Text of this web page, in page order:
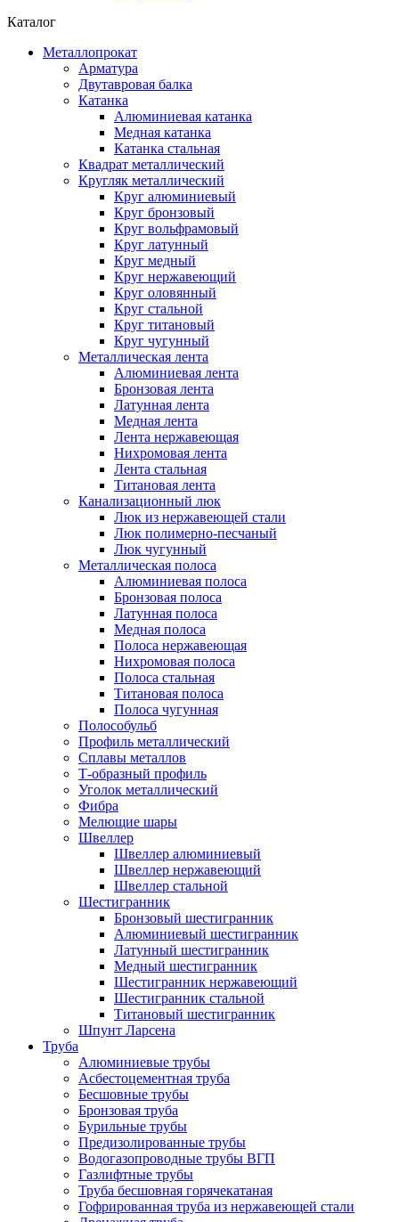
Каталог
Металлопрокат
Арматура
Двутавровая балка
Катанка
Алюминиевая катанка
Медная катанка
Катанка стальная
Квадрат металлический
Кругляк металлический
Круг алюминиевый
Круг бронзовый
Круг вольфрамовый
Круг латунный
Круг медный
Круг нержавеющий
Круг оловянный
Круг стальной
Круг титановый
Круг чугунный
Металлическая лента
Алюминиевая лента
Бронзовая лента
Латунная лента
Медная лента
Лента нержавеющая
Нихромовая лента
Лента стальная
Титановая лента
Канализационный люк
Люк из нержавеющей стали
Люк полимерно-песчаный
Люк чугунный
Металлическая полоса
Алюминиевая полоса
Бронзовая полоса
Латунная полоса
Медная полоса
Полоса нержавеющая
Нихромовая полоса
Полоса стальная
Титановая полоса
Полоса чугунная
Полособульб
Профиль металлический
Сплавы металлов
Т-образный профиль
Уголок металлический
Фибра
Мелющие шары
Швеллер
Швеллер алюминиевый
Швеллер нержавеющий
Швеллер стальной
Шестигранник
Бронзовый шестигранник
Алюминиевый шестигранник
Латунный шестигранник
Медный шестигранник
Шестигранник нержавеющий
Шестигранник стальной
Титановый шестигранник
Шпунт Ларсена
Труба
Алюминиевые трубы
Асбестоцементная труба
Бесшовные трубы
Бронзовая труба
Бурильные трубы
Предизолированные трубы
Водогазопроводные трубы ВГП
Газлифтные трубы
Труба бесшовная горячекатаная
Гофрированная труба из нержавеющей стали